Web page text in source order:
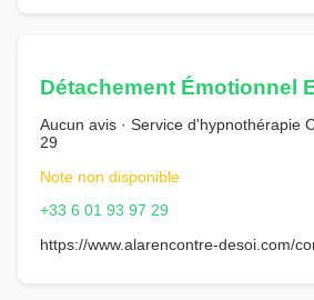
Détachement Émotionnel
Aucun avis · Service d'hypnothérapie
29
Note non disponible
+33 6 01 93 97 29
https://www.alarencontre-desoi.com/